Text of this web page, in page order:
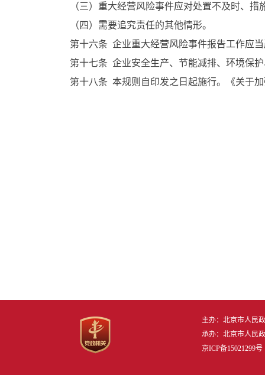
（三）重大经营风险事件应对处置不及时、措
（四）需要追究责任的其他情形。
第十六条 企业重大经营风险事件报告工作应当
第十七条 企业安全生产、节能减排、环境保护
第十八条 本规则自印发之日起施行。《关于加
主办：北京市人民
承办：北京市人民
京ICP备15021299号